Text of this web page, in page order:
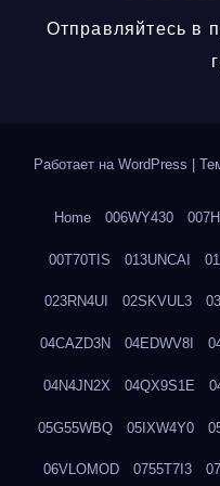
Отправляйтесь в
Работает на WordPress
Home 006WY430
00T70TIS 013UNCAI
023RN4UI 02SKVUL3
04CAZD3N 04EDWV8I
04N4JN2X 04QX9S1E
05G55WBQ 05IXW4Y0
06VLOMOD 0755T7I3